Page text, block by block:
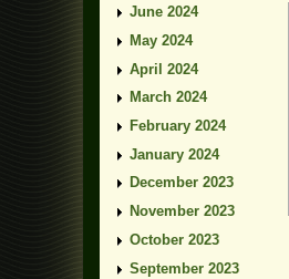
June 2024
May 2024
April 2024
March 2024
February 2024
January 2024
December 2023
November 2023
October 2023
September 2023